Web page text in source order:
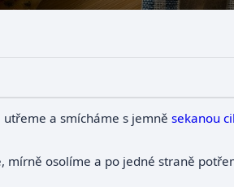
a smícháme s jemně sekanou
osolíme a po jedné straně